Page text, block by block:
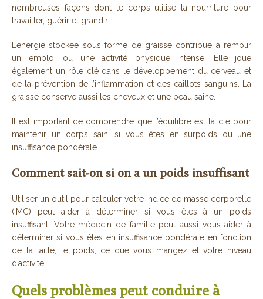
nombreuses façons dont le corps utilise la nourriture pour
travailler, guérir et grandir.
L’énergie stockée sous forme de graisse contribue à remplir
un emploi ou une activité physique intense. Elle joue
également un rôle clé dans le développement du cerveau et
de la prévention de l’inflammation et des caillots sanguins. La
graisse conserve aussi les cheveux et une peau saine.
Il est important de comprendre que l’équilibre est la clé pour
maintenir un corps sain, si vous êtes en surpoids ou une
insuffisance pondérale.
Comment sait-on si on a un poids insuffisant
Utiliser un outil pour calculer votre indice de masse corporelle
(IMC) peut aider à déterminer si vous êtes à un poids
insuffisant. Votre médecin de famille peut aussi vous aider à
déterminer si vous êtes en insuffisance pondérale en fonction
de la taille, le poids, ce que vous mangez et votre niveau
d’activité.
Quels problèmes peut conduire à